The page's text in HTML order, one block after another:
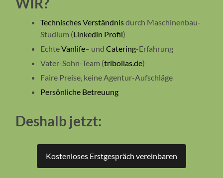
Technisches Verständnisdurch Maschinenbau-
Studium (Linkedin Profil)
EchteVanlife– undCatering-Erfahrung
Vater-Sohn-Team (tribolias.de)
Faire Preise, keine Agentur-Aufschläge
Persönliche Betreuung
Deshalb jetzt:
Kostenloses Erstgespräch vereinbaren